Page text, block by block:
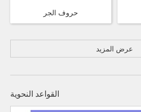
حروف الجر
عرض المزيد
القواعد النحوية